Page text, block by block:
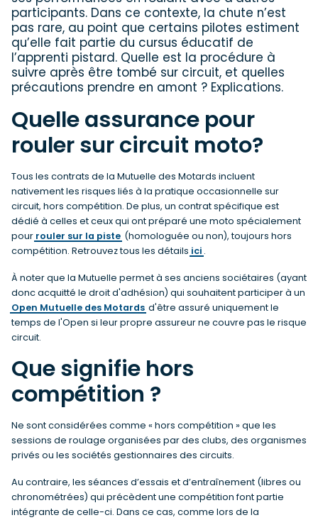
participants. Dans ce contexte, la chute n’est
pas rare, au point que certains pilotes estiment
qu’elle fait partie du cursus éducatif de
l’apprenti pistard. Quelle est la procédure à
suivre après être tombé sur circuit, et quelles
précautions prendre en amont ? Explications.
Quelle assurance pour
rouler sur circuit moto?
Tous les contrats de la Mutuelle des Motards incluent
nativement les risques liés à la pratique occasionnelle sur
circuit, hors compétition. De plus, un contrat spécifique est
dédié à celles et ceux qui ont préparé une moto spécialement
pour rouler sur la piste (homologuée ou non), toujours hors
compétition. Retrouvez tous les détails ici .
À noter que la Mutuelle permet à ses anciens sociétaires (ayant
donc acquitté le droit d'adhésion) qui souhaitent participer à un
Open Mutuelle des Motards d'être assuré uniquement le
temps de l'Open si leur propre assureur ne couvre pas le risque
circuit.
Que signifie hors
compétition ?
Ne sont considérées comme « hors compétition » que les
sessions de roulage organisées par des clubs, des organismes
privés ou les sociétés gestionnaires des circuits.
Au contraire, les séances d’essais et d’entraînement (libres ou
chronométrées) qui précèdent une compétition font partie
intégrante de celle-ci. Dans ce cas, comme lors de la